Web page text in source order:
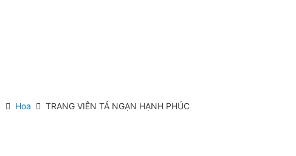
Hoa TRANG VIÊN TẢ NGẠN HẠNH PHÚC